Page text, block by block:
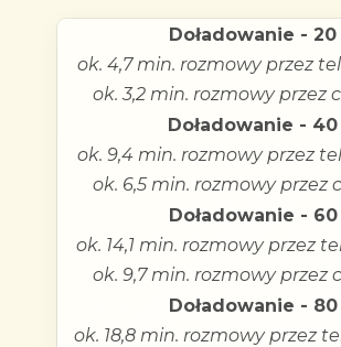
Doładowanie - 20
ok. 4,7 min. rozmowy przez
ok. 3,2 min. rozmowy przez
Doładowanie - 40
ok. 9,4 min. rozmowy przez
ok. 6,5 min. rozmowy przez
Doładowanie - 60
ok. 14,1 min. rozmowy przez
ok. 9,7 min. rozmowy przez
Doładowanie - 80
ok. 18,8 min. rozmowy przez